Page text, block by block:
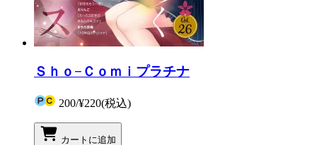
Ｓｈｏ−Ｃｏｍｉプラチナ
200/¥220(税込)
カートに追加